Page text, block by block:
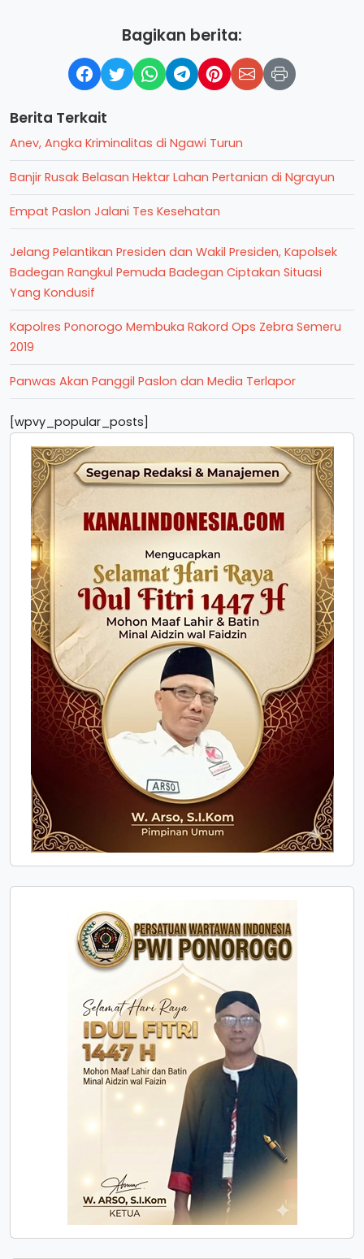
Bagikan berita:
Berita Terkait
Anev, Angka Kriminalitas di Ngawi Turun
Banjir Rusak Belasan Hektar Lahan Pertanian di Ngrayun
Empat Paslon Jalani Tes Kesehatan
Jelang Pelantikan Presiden dan Wakil Presiden, Kapolsek
Badegan Rangkul Pemuda Badegan Ciptakan Situasi
Yang Kondusif
Kapolres Ponorogo Membuka Rakord Ops Zebra Semeru
2019
Panwas Akan Panggil Paslon dan Media Terlapor
[wpvy_popular_posts]